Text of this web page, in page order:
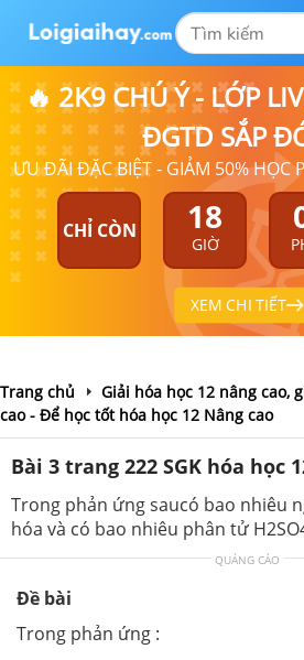
🔥 2K9 CHÚ Ý - LỚP
ĐGTD SẮP
ƯU ĐÃI ĐẶC BIỆT - GIẢM 50% HỌC
CHỈ CÒN 18
GIỜ
XEM CHI TIẾT
Trang chủ
Giải hóa học 12 nâng cao,
cao - Để học tốt hóa học 12 Nâng cao
Bài 3 trang 222 SGK hóa học
Trong phản ứng saucó bao nhiêu
hóa và có bao nhiêu phân tử
QUẢNG CÁO
Đề bài
Trong phản ứng :